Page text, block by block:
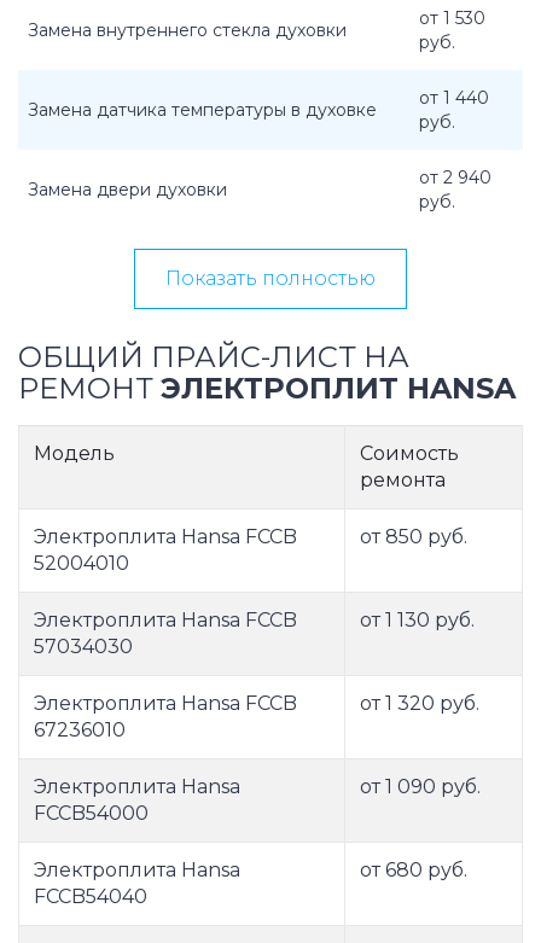
Замена внутреннего стекла духовки
от 1 530
руб.
Замена датчика температуры в духовке
от 1 440
руб.
Замена двери духовки
от 2 940
руб.
Показать полностью
ОБЩИЙ ПРАЙС-ЛИСТ НА
РЕМОНТ ЭЛЕКТРОПЛИТ HANSA
Модель
Соимость
ремонта
Электроплита Hansa FCCB
52004010
от 850 руб.
Электроплита Hansa FCCB
57034030
от 1 130 руб.
Электроплита Hansa FCCB
67236010
от 1 320 руб.
Электроплита Hansa
FCCB54000
от 1 090 руб.
Электроплита Hansa
FCCB54040
от 680 руб.